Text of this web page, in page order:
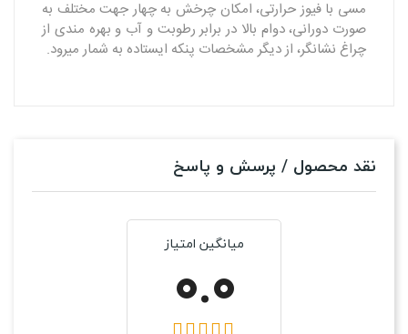
مسی با فیوز حرارتی، امکان چرخش به چهار جهت مختلف به
صورت دورانی، دوام بالا در برابر رطوبت و آب و بهره مندی از
چراغ نشانگر، از دیگر مشخصات پنکه ایستاده به شمار میرود.
نقد محصول / پرسش و پاسخ
میانگین امتیاز
0.0